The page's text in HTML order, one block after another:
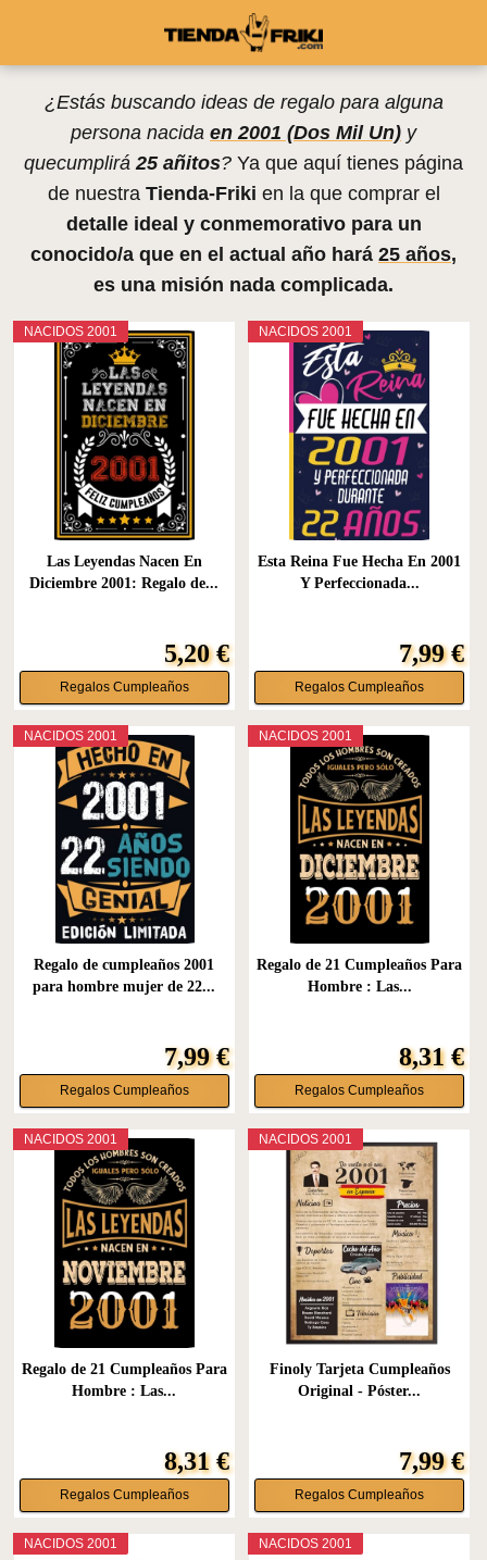
¿Estás buscando ideas de regalo para alguna
persona nacida en 2001 (Dos Mil Un) y
quecumplirá25 añitos? Ya que aquí tienes página
de nuestra Tienda-Friki en la que comprar el
detalle ideal y conmemorativo para un
conocido/a que en el actual año hará 25 años,
es una misión nada complicada.
NACIDOS 2001
Las Leyendas Nacen En
Diciembre 2001: Regalo de...
5,20 €
Regalos Cumpleaños
NACIDOS 2001
Esta Reina Fue Hecha En 2001
Y Perfeccionada...
7,99 €
Regalos Cumpleaños
NACIDOS 2001
Regalo de cumpleaños 2001
para hombre mujer de 22...
7,99 €
Regalos Cumpleaños
NACIDOS 2001
Regalo de 21 Cumpleaños Para
Hombre : Las...
8,31 €
Regalos Cumpleaños
NACIDOS 2001
Regalo de 21 Cumpleaños Para
Hombre : Las...
8,31 €
Regalos Cumpleaños
NACIDOS 2001
Finoly Tarjeta Cumpleaños
Original - Póster...
7,99 €
Regalos Cumpleaños
NACIDOS 2001 NACIDOS 2001